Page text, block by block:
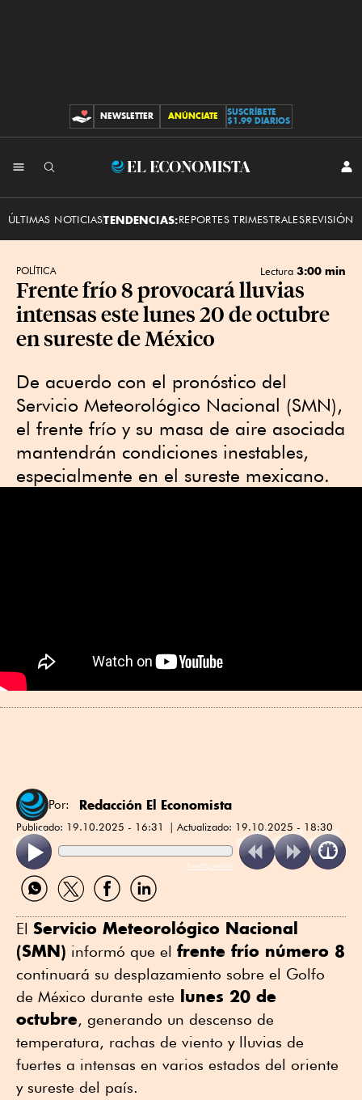
CONTRIBUCIONES
NEWSLETTER ANÚNCIATE
SUSCRÍBETE
$1.99 DIARIOS
El
ÚLTIMAS NOTICIASTENDENCIAS:REPORTES TRIMESTRALESREVISIÓN
POLÍTICA Lectura 3:00 min
Frente frío 8 provocará lluvias
intensas este lunes 20 de octubre
en sureste de México
De acuerdo con el pronóstico del
Servicio Meteorológico Nacional (SMN),
el frente frío y su masa de aire asociada
mantendrán condiciones inestables,
especialmente en el sureste mexicano.
Por: Redacción El Economista
Publicado: 19.10.2025 - 16:31 Actualizado: 19.10.2025 - 18:30
ReadSpeaker
Compartir
por
Compartir
por
Compartir
por
Compartir
por
El Servicio Meteorológico Nacional
(SMN) informó que el frente frío número 8
continuará su desplazamiento sobre el Golfo
de México durante este lunes 20 de
octubre, generando un descenso de
temperatura, rachas de viento y lluvias de
fuertes a intensas en varios estados del oriente
y sureste del país.